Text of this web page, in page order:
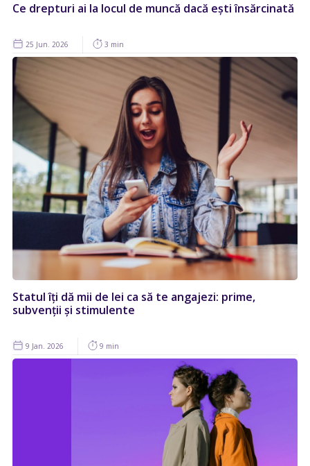
Ce drepturi ai la locul de muncă dacă ești însărcinată
25 Jun. 2026 3 min
Statul îți dă mii de lei ca să te angajezi: prime,
subvenții și stimulente
9 Jan. 2026 9 min